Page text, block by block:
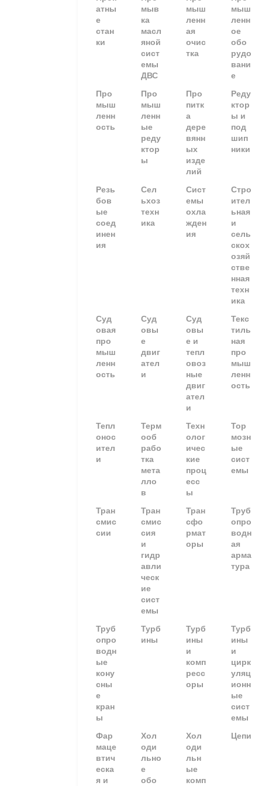
атны
е
стан
ки
мыв
ка
масл
яной
сист
емы
ДВС
мыш
ленн
ая
очис
тка
мыш
ленн
ое
обо
рудо
вани
е
Про
мыш
ленн
ость
Про
мыш
ленн
ые
реду
ктор
ы
Про
питк
а
дере
вянн
ых
изде
лий
Реду
ктор
ы и
под
шип
ники
Резь
бов
ые
соед
инен
ия
Сел
ьхоз
техн
ика
Сист
емы
охла
жден
ия
Стро
ител
ьная
и
сель
скох
озяй
стве
нная
техн
ика
Суд
овая
про
мыш
ленн
ость
Суд
овы
е
двиг
ател
и
Суд
овы
е и
тепл
овоз
ные
двиг
ател
и
Текс
тиль
ная
про
мыш
ленн
ость
Тепл
онос
ител
и
Терм
ооб
рабо
тка
мета
лло
в
Техн
олог
ичес
кие
проц
есс
ы
Тор
мозн
ые
сист
емы
Тран
смис
сии
Тран
смис
сия
и
гидр
авли
ческ
ие
сист
емы
Тран
сфо
рмат
оры
Труб
опро
водн
ая
арма
тура
Труб
опро
водн
ые
кону
сны
е
кран
ы
Турб
ины
Турб
ины
и
комп
ресс
оры
Турб
ины
и
цирк
уляц
ионн
ые
сист
емы
Фар
маце
втич
еска
я и
Хол
оди
льно
е
обо
Хол
оди
льн
ые
комп
Цепи